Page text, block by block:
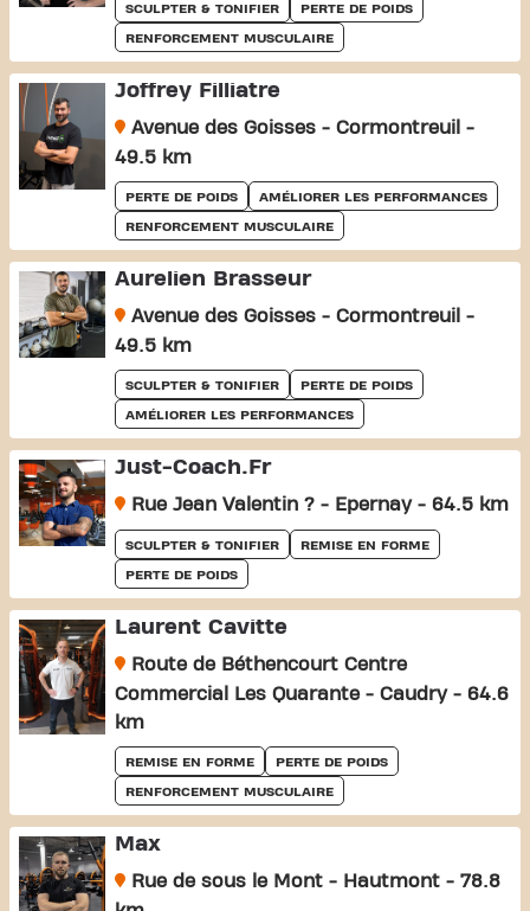
SCULPTER & TONIFIER PERTE DE POIDS
RENFORCEMENT MUSCULAIRE
Joffrey Filliatre
Avenue des Goisses - Cormontreuil -
49.5 km
PERTE DE POIDS AMÉLIORER LES PERFORMANCES
RENFORCEMENT MUSCULAIRE
Aurelien Brasseur
Avenue des Goisses - Cormontreuil -
49.5 km
SCULPTER & TONIFIER PERTE DE POIDS
AMÉLIORER LES PERFORMANCES
Just-Coach.fr
Rue Jean Valentin ? - Epernay - 64.5 km
SCULPTER & TONIFIER REMISE EN FORME
PERTE DE POIDS
Laurent Cavitte
Route de Béthencourt Centre
Commercial Les Quarante - Caudry - 64.6
km
REMISE EN FORME PERTE DE POIDS
RENFORCEMENT MUSCULAIRE
Max
Rue de sous le Mont - Hautmont - 78.8